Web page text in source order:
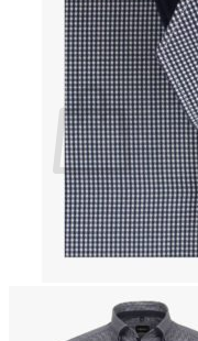
Etsi:
Ostoskori
Ostoskori on tyhjä.
Takaisin kauppaan